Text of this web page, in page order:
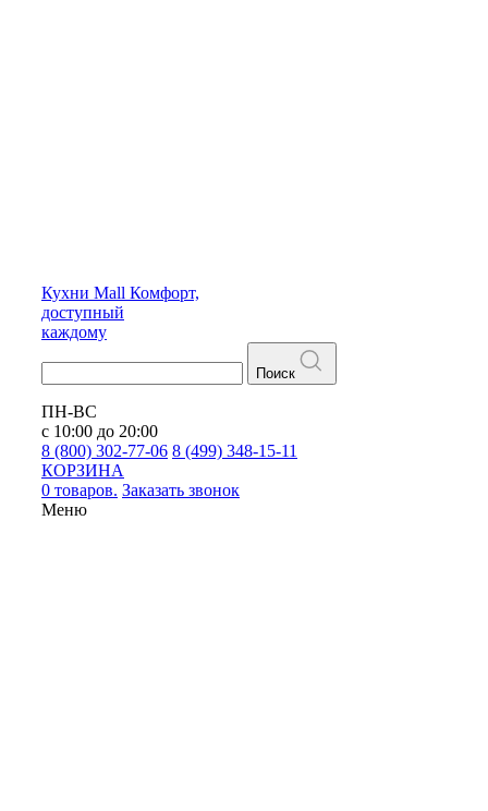
Кухни Mall Комфорт,
доступный
каждому
Поиск
ПН-ВС
с 10:00 до 20:00
8 (800) 302-77-06 8 (499) 348-15-11
КОРЗИНА
0 товаров. Заказать звонок
Меню